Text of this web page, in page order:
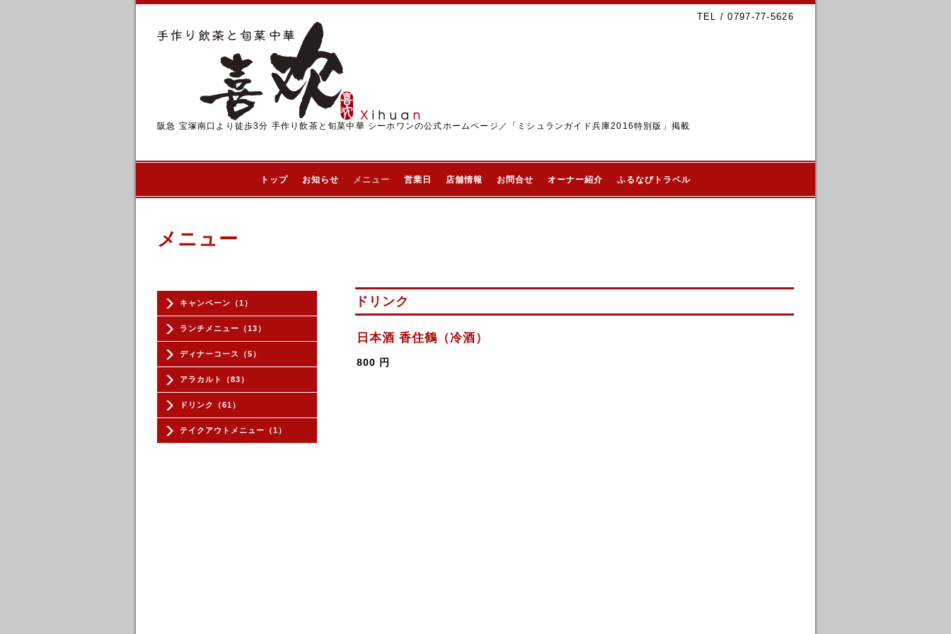
TEL / 0797-77-5626
阪急 宝塚南口より徒歩3分 手作り飲茶と旬菜中華 シーホワンの公式ホームページ／「ミシュランガイド兵庫2016特別版」掲載
トップ お知らせ メニュー 営業日 店舗情報 お問合せ オーナー紹介 ふるなびトラベル
キャンペーン（1）
ランチメニュー（13）
ディナーコース（5）
アラカルト（83）
ドリンク（61）
テイクアウトメニュー（1）
メニュー
ドリンク
日本酒 香住鶴（冷酒）
800 円